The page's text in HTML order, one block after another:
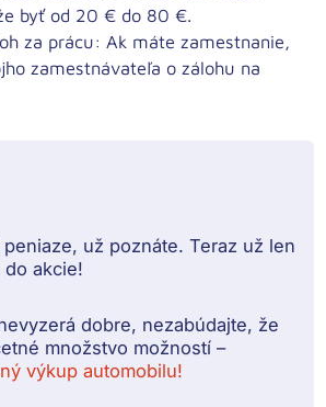
byť od 20 € do 80 €.
za prácu: Ak máte zamestnanie,
zamestnávateľa o zálohu na
už poznáte. Teraz už len
akcie!
dobre, nezabúdajte, že
množstvo možností –
výkup automobilu!